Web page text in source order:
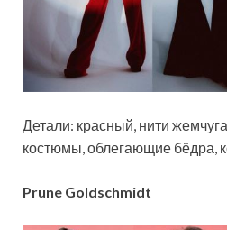
Детали: красный, нити
костюмы, облегающие бёдра,
Prune Goldschmidt